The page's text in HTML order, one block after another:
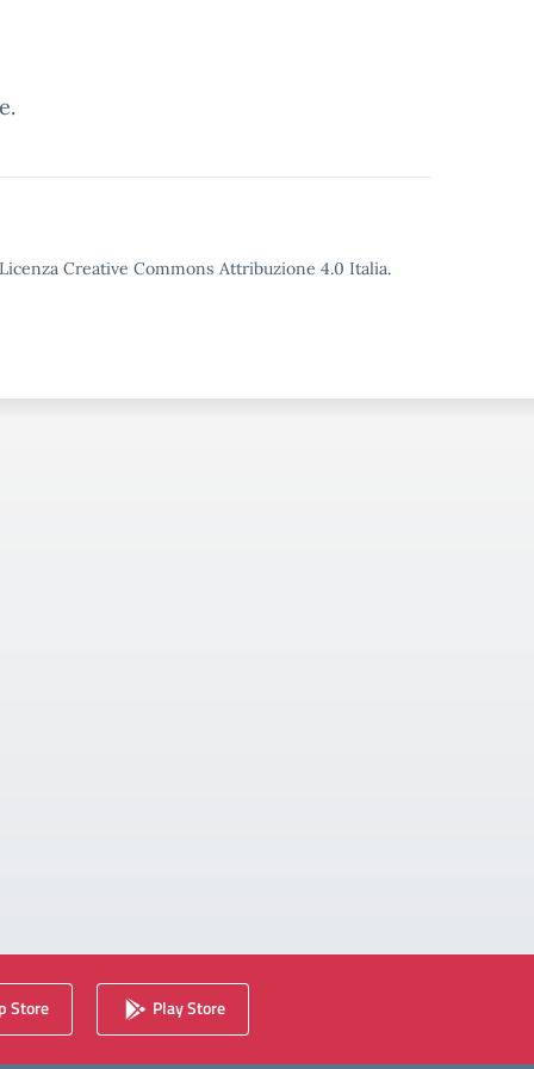
Creative Commons Attribuzione 4.0 Italia.
Store Play Store